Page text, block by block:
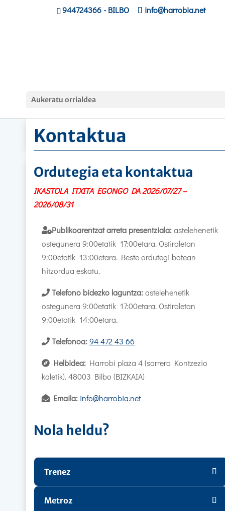
944724366- BILBO info@harrobia.net
Aukeratu orrialdea
Kontaktua
Ordutegia eta kontaktua
IKASTOLA ITXITA EGONGO DA 2026/07/27 –
2026/08/31
Publikoarentzat arreta presentziala:astelehenetik
ostegunera 9:00etatik 17:00etara. Ostiraletan
9:00etatik 13:00etara. Beste ordutegi batean
hitzordua eskatu.
Telefono bidezko laguntza:astelehenetik
ostegunera 9:00etatik 17:00etara. Ostiraletan
9:00etatik 14:00etara.
Telefonoa:94 472 43 66
Helbidea: Harrobi plaza 4 (sarrera Kontzezio
kaletik). 48003 Bilbo (BIZKAIA)
Emaila: info@harrobia.net
Nola heldu?
Trenez
Metroz